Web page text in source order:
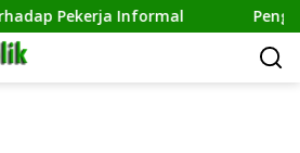
Informal